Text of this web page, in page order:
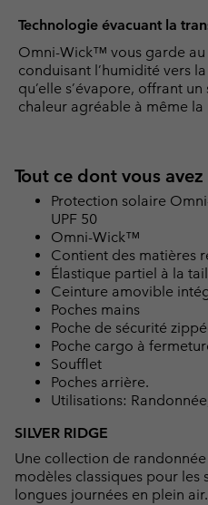
Technologie évacuant la
Omni-Wick™ vous garde au
conduisant l’humidité vers
qu’elle s’évapore, offrant
chaleur agréable à même la
Tout ce dont vous
Protection solaire
UPF 50
Omni-Wick™
Contient des matières
Élastique partiel à la
Ceinture amovible
Poches mains
Poche de sécurité
Poche cargo à
Soufflet
Poches arrière.
Utilisations:
SILVER RIDGE
Une collection de
modèles classiques pour les
longues journées en plein air.